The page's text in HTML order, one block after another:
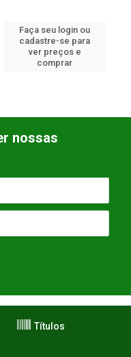
Faça seu login ou
cadastre-se para
ver preços e
comprar
nossas
Títulos